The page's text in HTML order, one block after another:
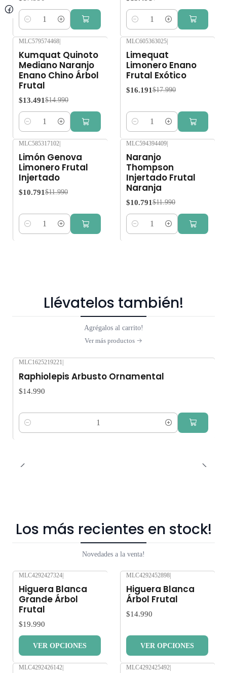
Cantidad Cantidad
MLC579574468|
Kumquat Quinoto
Mediano Naranjo
Enano Chino Árbol
Frutal
$13.491 $14.990
Cantidad
MLC605363025|
Limequat
Limonero Enano
Frutal Exótico
$16.191 $17.990
Cantidad
MLC585317102
Limón Genova
Limonero Frutal
Injertado
$10.791 $11.990
Cantidad
MLC594394409
Naranjo
Thompson
Injertado Frutal
Naranja
$10.791 $11.990
Cantidad
Llévatelos también!
Agrégalos al carrito!
Ver más productos
MLC1625219221
Raphiolepis Arbusto Ornamental
$14.990
Cantidad
Los más recientes en stock!
Novedades a la venta!
MLC4292427324|
Higuera Blanca
Grande Árbol
Frutal
$19.990
VER OPCIONES
MLC4292452898|
Higuera Blanca
Árbol Frutal
$14.990
VER OPCIONES
MLC4292426142 MLC4292425492